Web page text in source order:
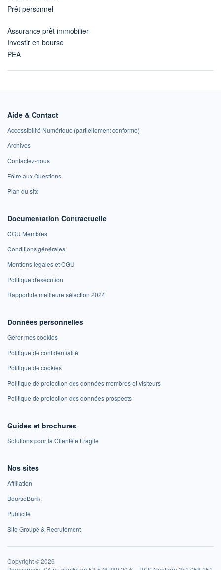
Prêt personnel
Assurance prêt immobilier
Investir en bourse
PEA
Aide & Contact
Accessibilité Numérique (partiellement conforme)
Archives
Contactez-nous
Foire aux Questions
Plan du site
Documentation Contractuelle
CGU Membres
Conditions générales
Mentions légales et CGU
Politique d'exécution
Rapport de meilleure sélection 2024
Données personnelles
Gérer mes cookies
Politique de confidentialité
Politique de cookies
Politique de protection des données membres et visiteurs
Politique de protection des données prospects
Guides et brochures
Solutions pour la Clientèle Fragile
Nos sites
Affiliation
BoursoBank
Publicité
Site Groupe & Recrutement
Copyright © 2026